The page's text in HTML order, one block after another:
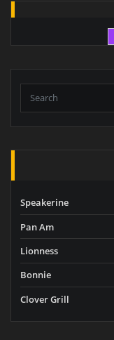
Speakerine
Pan Am
Lionness
Bonnie
Clover Grill